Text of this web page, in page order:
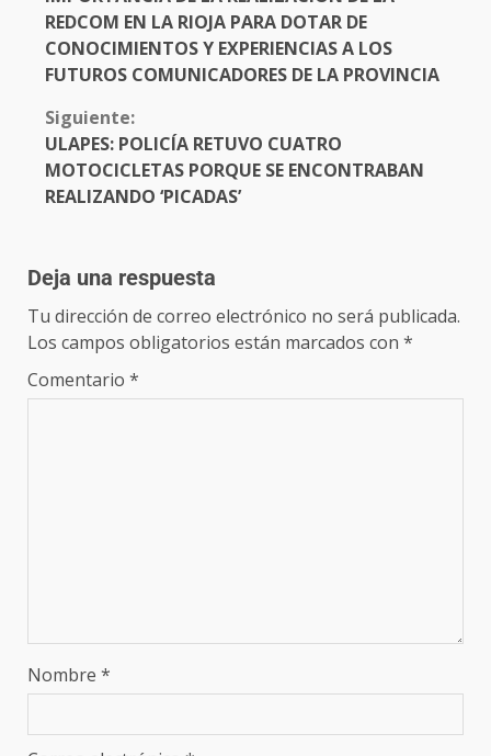
REDCOM EN LA RIOJA PARA DOTAR DE
CONOCIMIENTOS Y EXPERIENCIAS A LOS
FUTUROS COMUNICADORES DE LA PROVINCIA
Siguiente:
ULAPES: POLICÍA RETUVO CUATRO
MOTOCICLETAS PORQUE SE ENCONTRABAN
REALIZANDO ‘PICADAS’
Deja una respuesta
Tu dirección de correo electrónico no será publicada.
Los campos obligatorios están marcados con *
Comentario *
Nombre *